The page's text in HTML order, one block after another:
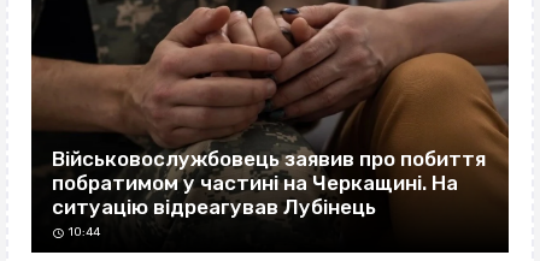
Військовослужбовець заявив про побиття
побратимом у частині на Черкащині. На
ситуацію відреагував Лубінець
10:44